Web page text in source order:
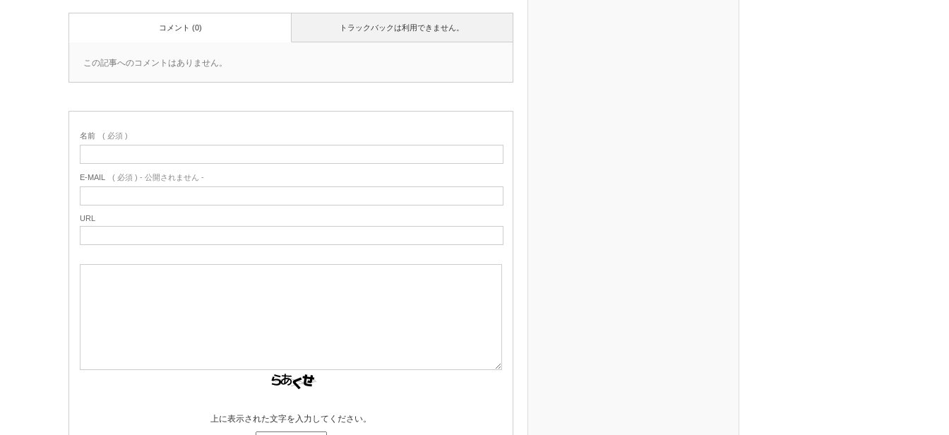
トラックバックは利用できません。
コメント (0)
この記事へのコメントはありません。
名前 ( 必須 )
E-MAIL ( 必須 ) - 公開されません -
URL
上に表示された文字を入力してください。